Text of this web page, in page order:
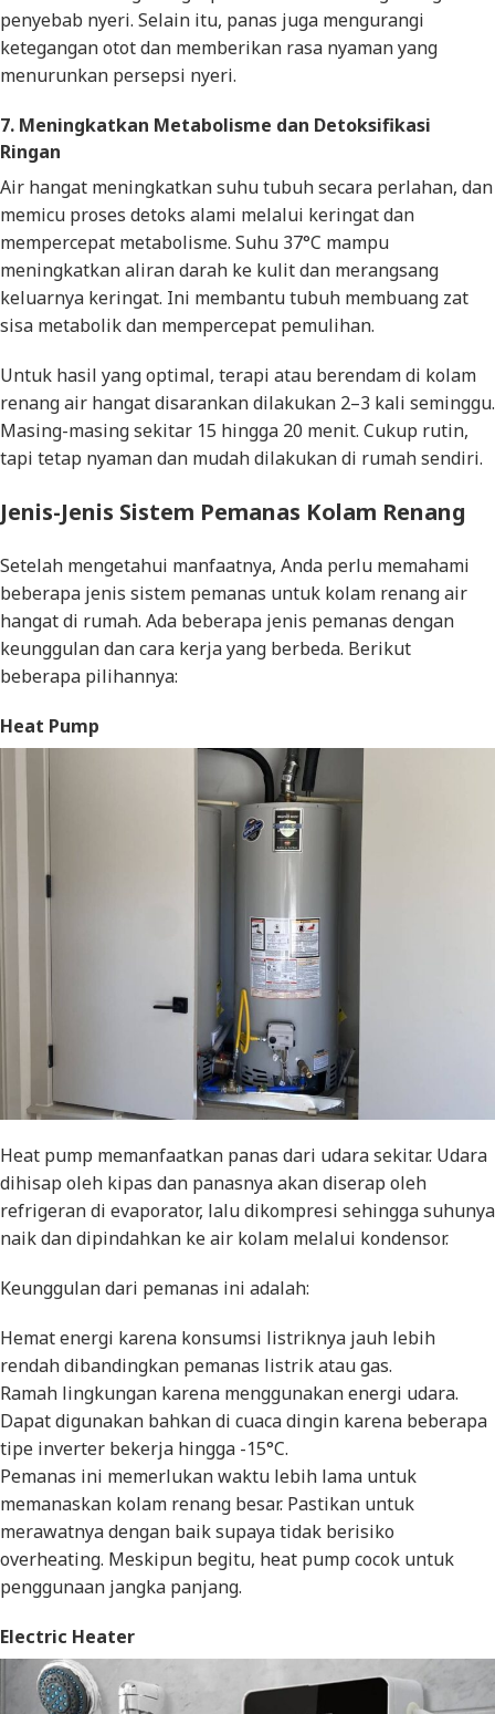
penyebab nyeri. Selain itu, panas juga mengurangi
ketegangan otot dan memberikan rasa nyaman yang
menurunkan persepsi nyeri.
7. Meningkatkan Metabolisme dan Detoksifikasi
Ringan
Air hangat meningkatkan suhu tubuh secara perlahan, dan
memicu proses detoks alami melalui keringat dan
mempercepat metabolisme. Suhu 37°C mampu
meningkatkan aliran darah ke kulit dan merangsang
keluarnya keringat. Ini membantu tubuh membuang zat
sisa metabolik dan mempercepat pemulihan.
Untuk hasil yang optimal, terapi atau berendam di kolam
renang air hangat disarankan dilakukan 2–3 kali seminggu.
Masing-masing sekitar 15 hingga 20 menit. Cukup rutin,
tapi tetap nyaman dan mudah dilakukan di rumah sendiri.
Jenis-Jenis Sistem Pemanas Kolam Renang
Setelah mengetahui manfaatnya, Anda perlu memahami
beberapa jenis sistem pemanas untuk kolam renang air
hangat di rumah. Ada beberapa jenis pemanas dengan
keunggulan dan cara kerja yang berbeda. Berikut
beberapa pilihannya:
Heat Pump
Heat pump memanfaatkan panas dari udara sekitar. Udara
dihisap oleh kipas dan panasnya akan diserap oleh
refrigeran di evaporator, lalu dikompresi sehingga suhunya
naik dan dipindahkan ke air kolam melalui kondensor.
Keunggulan dari pemanas ini adalah:
Hemat energi karena konsumsi listriknya jauh lebih
rendah dibandingkan pemanas listrik atau gas.
Ramah lingkungan karena menggunakan energi udara.
Dapat digunakan bahkan di cuaca dingin karena beberapa
tipe inverter bekerja hingga -15°C.
Pemanas ini memerlukan waktu lebih lama untuk
memanaskan kolam renang besar. Pastikan untuk
merawatnya dengan baik supaya tidak berisiko
overheating. Meskipun begitu, heat pump cocok untuk
penggunaan jangka panjang.
Electric Heater